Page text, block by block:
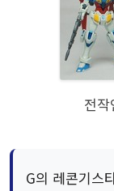
전
G의 레콘기스